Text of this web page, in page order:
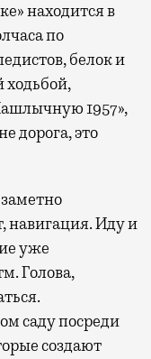
находится в
по
белок и
ходьбой,
1957»,
дорога, это
навигация. Иду и
уже
Голова,
саду посреди
создают